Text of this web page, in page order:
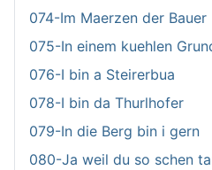
074-Im Maerzen der Bauer
075-In einem kuehlen
076-I bin a Steirerbua
078-I bin da Thurlhofer
079-In die Berg bin i gern
080-Ja weil du so schen